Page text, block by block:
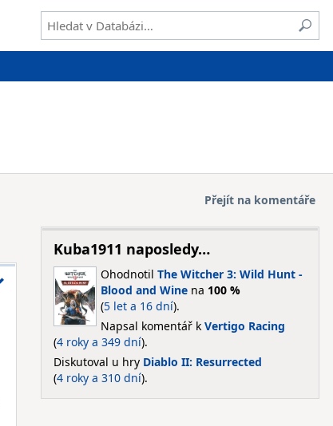
Přejít na komentáře
Kuba1911 naposledy…
Ohodnotil The Witcher 3: Wild Hunt -
Blood and Winena 100 %
(5 let a 16 dní).
Napsal komentář k Vertigo Racing
(4 roky a 349 dní).
Diskutoval u hry Diablo II: Resurrected
(4 roky a 310 dní).